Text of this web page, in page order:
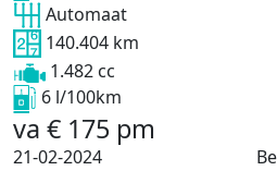
Automaat
140.404 km
1.482 cc
6 l/100km
va € 175 pm
21-02-2024